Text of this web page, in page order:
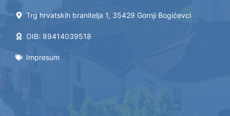
Trg hrvatskih branitelja 1, 35429 Gornji Bogićevci
OIB: 89414039518
Impresum